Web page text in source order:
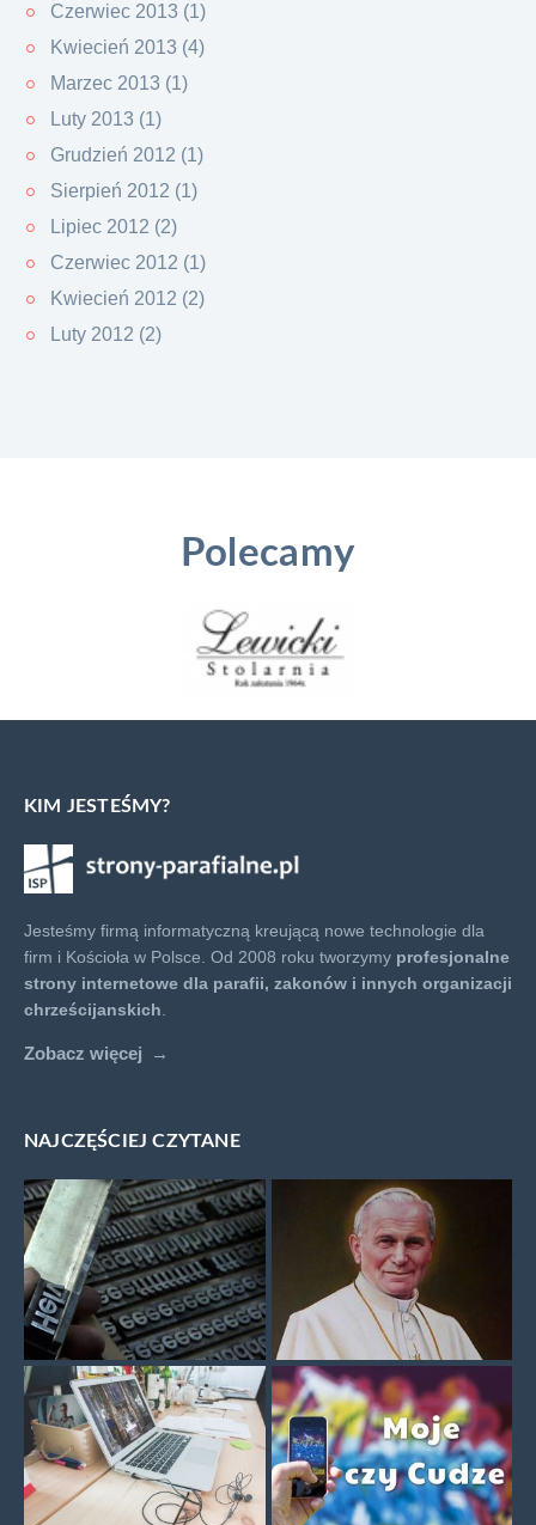
Czerwiec 2013 (1)
Kwiecień 2013 (4)
Marzec 2013 (1)
Luty 2013 (1)
Grudzień 2012 (1)
Sierpień 2012 (1)
Lipiec 2012 (2)
Czerwiec 2012 (1)
Kwiecień 2012 (2)
Luty 2012 (2)
Polecamy
KIM JESTEŚMY?
Jesteśmy firmą informatyczną kreującą nowe technologie dla
firm i Kościoła w Polsce. Od 2008 roku tworzymy profesjonalne
strony internetowe dla parafii, zakonów i innych organizacji
chrześcijanskich
Zobacz więcej
NAJCZĘŚCIEJ CZYTANE